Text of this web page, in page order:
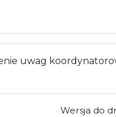
uwag
Wersja do